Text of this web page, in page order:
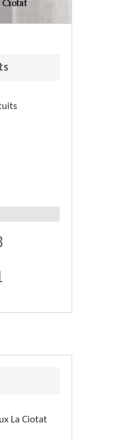
La Ciotat